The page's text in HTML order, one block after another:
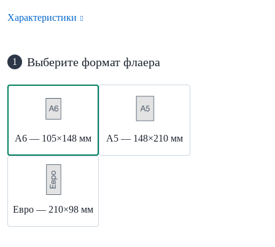
Характеристики
1 Выберите формат флаера
А6 — 105×148 мм А5 — 148×210 мм
Евро — 210×98 мм